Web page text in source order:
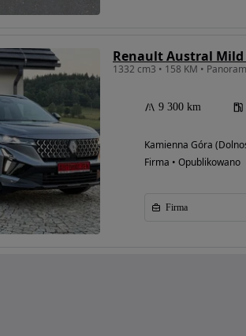
Renault Austral
1332 cm3 • 158 KM •
9 300 km
Kamienna Góra
Firma • Opublikowano
Firma